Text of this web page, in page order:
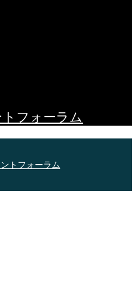
フォーラム
トフォーラム